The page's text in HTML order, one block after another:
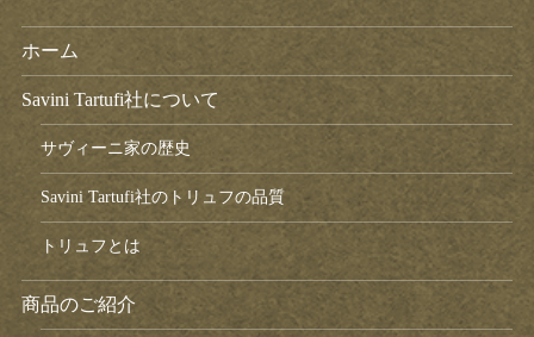
ホーム
Savini Tartufi社について
サヴィーニ家の歴史
Savini Tartufi社のトリュフの品質
トリュフとは
商品のご紹介